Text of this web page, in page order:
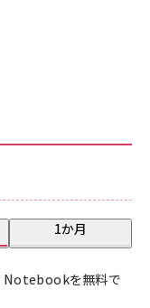
1か月
Notebookを無料で